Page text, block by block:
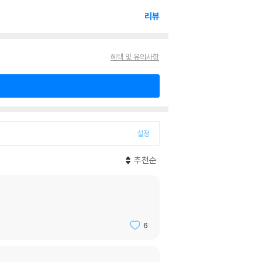
리뷰
혜택 및 유의사항
설정
추천순
6